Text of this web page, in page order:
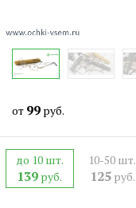
от 99 руб.
до 10 шт.
139 руб.
10-50 шт.
125руб.